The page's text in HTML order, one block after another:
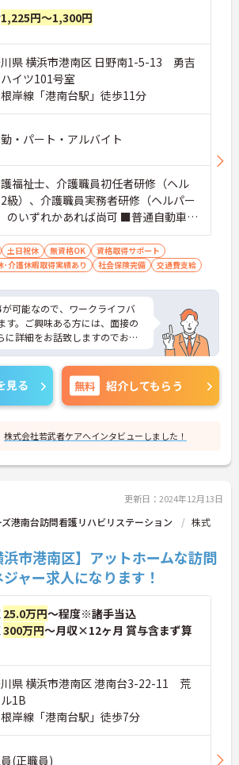
1,225円～1,300円
県 横浜市港南区 日野南1-5-13 勇吉
イツ101号室
根岸線「港南台駅」徒歩11分
・パート・アルバイト
福祉士、介護職員初任者研修（ヘル
級）、介護職員実務者研修（ヘルパー
のいずれかあれば尚可 ■普通自動車運
あれば尚可
土日祝休 無資格OK
資格取得サポート
･介護休暇取得実績あり 社会保険完備 交通費支給
可能なので、ワークライフバ
す。ご興味ある方には、面接の
に詳細をお話致しますのでお気
。
見る 無料 紹介してもらう
株式会社若武者ケアへインタビューしました！
更新日：2024年12月13日
港南台訪問看護リハビリステーション
株式
浜市港南区】アットホームな訪問
ャー求人になります！
25.0万円～程度※諸手当込
300万円～月収×12ヶ月 賞与含まず算
県 横浜市港南区 港南台3-22-11 荒
1B
根岸線「港南台駅」徒歩7分
(正職員)